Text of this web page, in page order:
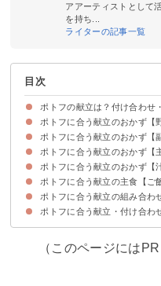
アアーティストとして
を持ち...
ライターの記事一覧
目次
ポトフの献立は？付け合わせ
ポトフに合う献立のおかず【
①ブロッコリーとまいたけの
②ほうれん草とツナのサラダ
③ハッセルバックトマト
④アボカドのネギ塩和え
⑤ナスのおろしポン酢
⑥長芋ときゅうりの梅ポン酢
⑦鶏ささみと豆苗のやみつき
⑧生ハム大根のカルパッチョ
⑨エスニック風サラダ
⑩無限白菜サラダ
⑪ごぼうサラダ
ポトフに合う献立のおかず【
①水菜とハムの洋風白和え
②エビとマッシュルームのア
③キッシュ
④ナスとチーズの肉巻きフラ
⑤エビチリカップパイ
⑥はんぺん入りのふわふわエ
⑦かぼちゃとベーコンの和風
⑧カプレーゼ
⑨オムレツ
ポトフに合う献立のおかず【
①チキンステーキ
②鶏胸肉のケチャップマヨ炒
③豚ロースのにんにく焼き
④牛肉のタリアータ
⑤鮭のムニエル
⑥白身魚のソテー白ワインバ
⑦まぐろカツレツ
⑧ホタテのレモンバターソテ
⑨ハンバーグ
⑩さんまのトマト煮
⑪手羽中のグリルチキン
ポトフに合う献立のおかず【
①ヴィシソワーズ
②コーンポタージュスープ
③かぼちゃの冷製スープ
④枝豆の冷製スープ
⑤豆乳スープ
ポトフに合う献立の主食【ご
①エビドリア
②デミグラスソースオムライ
③トマトのブルスケッタ
④フォカッチャ
⑤スイートチリソースとパク
⑥ココナッツオイルライス
⑦丸ごとトマトの炊き込みご
⑧五目れんこんの茶巾寿司
⑨ソーセージクロワッサン
⑩ツナマヨおにぎり
⑪スタッフドバケット
⑫和風たらこパスタ
⑬鮭と昆布のクリームパスタ
⑭エビといんげんのジェノベ
⑮わんぱくサンド
ポトフに合う献立の組み合わ
献立メニュー例①
献立メニュー例②
献立メニュー例③
献立メニュー例④
献立メニュー例⑤
ポトフに合う献立・付け合わ
（このページには